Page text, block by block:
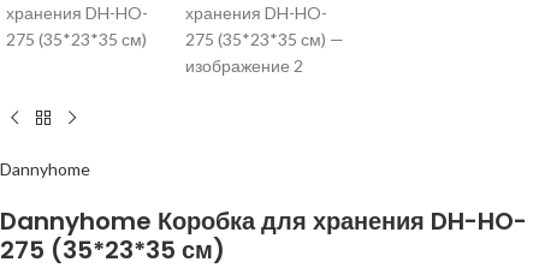
Dannyhome
Dannyhome Коробка для хранения DH-HO-
275 (35*23*35 см)